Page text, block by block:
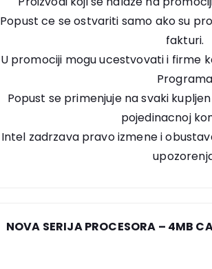
Popust ce se ostvariti samo ako su
fakturi.
U promociji mogu ucestvovati i firme
Programa
Popust se primenjuje na svaki
pojedinacnoj
Intel zadrzava pravo izmene i
NOVA SERIJA PROCESORA – 4MB